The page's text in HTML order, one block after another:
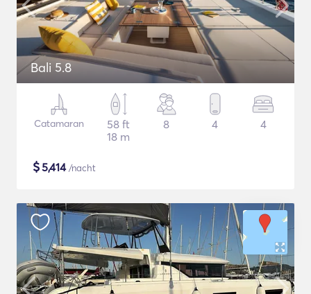
Bali 5.8
Catamaran
58 ft
18 m
8 4 4
$5,414/nacht